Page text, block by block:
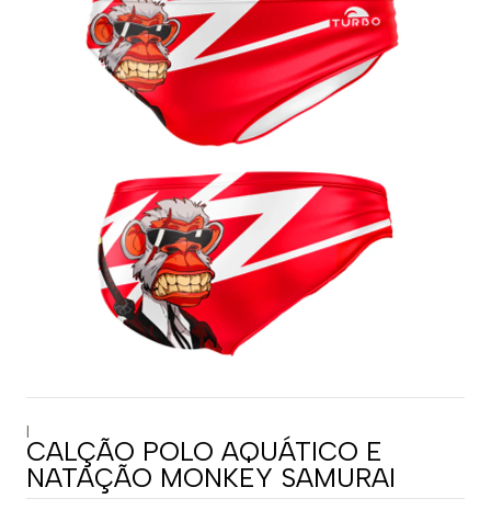
|
CALÇÃO POLO AQUÁTICO E
NATAÇÃO MONKEY SAMURAI